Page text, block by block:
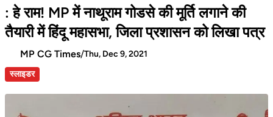
: हे राम! MP में नाथूराम गोडसे की मूर्ति लगाने की
तैयारी में हिंदू महासभा, जिला प्रशासन को लिखा पत्र
MP CG Times/Thu, Dec 9, 2021
स्लाइडर